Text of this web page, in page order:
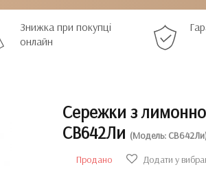
Знижка при покупці
онлайн
Сережки з
СВ642Ли (Модель:
Продано
Додати у